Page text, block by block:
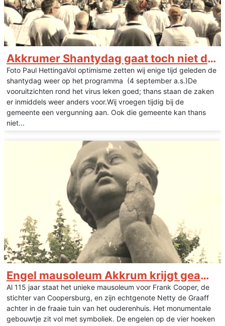
Akkrumer Shantydag gaat toch niet door
Foto Paul HettingaVol optimisme zetten wij enige tijd geleden de
shantydag weer op het programma (4 september a.s.)De
vooruitzichten rond het virus leken goed; thans staan de zaken
er inmiddels weer anders voor.Wij vroegen tijdig bij de
gemeente een vergunning aan. Ook die gemeente kan thans
niet...
Engel mausoleum Akkrum krijgt geamputeerde hand terug
Al 115 jaar staat het unieke mausoleum voor Frank Cooper, de
stichter van Coopersburg, en zijn echtgenote Netty de Graaff
achter in de fraaie tuin van het ouderenhuis. Het monumentale
gebouwtje zit vol met symboliek. De engelen op de vier hoeken